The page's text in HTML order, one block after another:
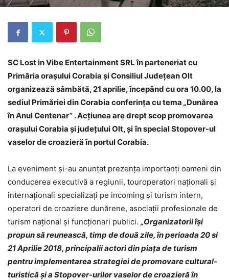
SC Lost in Vibe Entertainment SRL în parteneriat cu
Primăria orașului Corabia și Consiliul Județean Olt
organizează sâmbătă, 21 aprilie, începând cu ora 10.00, la
sediul Primăriei din Corabia conferința cu tema „Dunărea
în Anul Centenar” . Acțiunea are drept scop promovarea
orașului Corabia și județului Olt, și în special Stopover-ul
vaselor de croazieră în portul Corabia.
La eveniment și-au anunțat prezența importanți oameni din
conducerea executivă a regiunii, touroperatori naționali şi
internaţionali specializaţi pe incoming și turism intern,
operatori de croaziere dunărene, asociații profesionale de
turism național și funcţionari publici. „Organizatorii îşi
propun să reunească, timp de două zile, în perioada 20 si
21 Aprilie 2018, principalii actori din piața de turism
pentru implementarea strategiei de promovare cultural-
turistică și a Stopover-urilor vaselor de croazieră în